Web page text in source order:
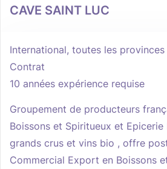
CAVE SAINT LUC
International, toutes les provinces
Contrat
10 années expérience requise
Groupement de producteurs
Boissons et Spiritueux et Epicerie
grands crus et vins bio , offre
Commercial Export en Boissons